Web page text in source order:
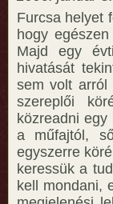
Furcsa helyet
hogy
Majd egy
hivatását
sem volt arról
szereplői
közreadni
a műfajtól,
egyszerre
keressük a
kell mondani,